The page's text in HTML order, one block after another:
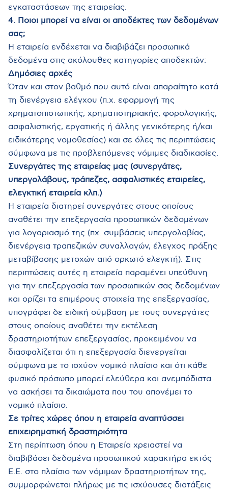
εγκαταστάσεων της εταιρείας.
4. Ποιοι μπορεί να είναι οι αποδέκτες των δεδομένων
σας;
Η εταιρεία ενδέχεται να διαβιβάζει προσωπικά
δεδομένα στις ακόλουθες κατηγορίες αποδεκτών:
Δημόσιες αρχές
Όταν και στον βαθμό που αυτό είναι απαραίτητο κατά
τη διενέργεια ελέγχου (π.χ. εφαρμογή της
χρηματοπιστωτικής, χρηματιστηριακής, φορολογικής,
ασφαλιστικής, εργατικής ή άλλης γενικότερης ή/και
ειδικότερης νομοθεσίας) και σε όλες τις περιπτώσεις
σύμφωνα με τις προβλεπόμενες νόμιμες διαδικασίες.
Συνεργάτες της εταιρείας μας (συνεργάτες,
υπεργολάβους, τράπεζες, ασφαλιστικές εταιρείες,
ελεγκτική εταιρεία κλπ.)
Η εταιρεία διατηρεί συνεργάτες στους οποίους
αναθέτει την επεξεργασία προσωπικών δεδομένων
για λογαριασμό της (πχ. συμβάσεις υπεργολαβίας,
διενέργεια τραπεζικών συναλλαγών, έλεγχος πράξης
μεταβίβασης μετοχών από ορκωτό ελεγκτή). Στις
περιπτώσεις αυτές η εταιρεία παραμένει υπεύθυνη
για την επεξεργασία των προσωπικών σας δεδομένων
και ορίζει τα επιμέρους στοιχεία της επεξεργασίας,
υπογράφει δε ειδική σύμβαση με τους συνεργάτες
στους οποίους αναθέτει την εκτέλεση
δραστηριοτήτων επεξεργασίας, προκειμένου να
διασφαλίζεται ότι η επεξεργασία διενεργείται
σύμφωνα με το ισχύον νομικό πλαίσιο και ότι κάθε
φυσικό πρόσωπο μπορεί ελεύθερα και ανεμπόδιστα
να ασκήσει τα δικαιώματα που του απονέμει το
νομικό πλαίσιο.
Σε τρίτες χώρες όπου η εταιρεία αναπτύσσει
επιχειρηματική δραστηριότητα
Στη περίπτωση όπου η Εταιρεία χρειαστεί να
διαβιβάσει δεδομένα προσωπικού χαρακτήρα εκτός
Ε.Ε. στο πλαίσιο των νόμιμων δραστηριοτήτων της,
συμμορφώνεται πλήρως με τις ισχύουσες διατάξεις